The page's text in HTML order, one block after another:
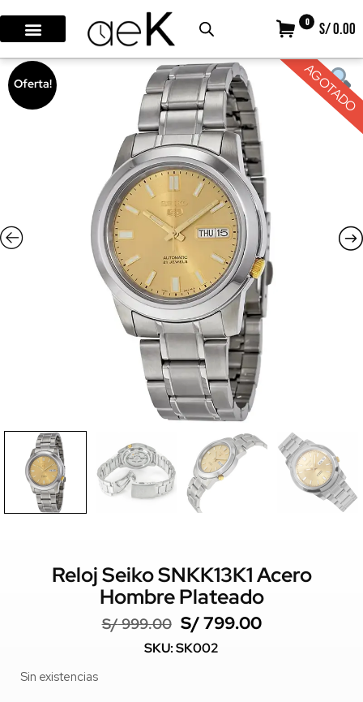
0 S/ 0.00
Oferta! AGOTADO
Reloj Seiko SNKK13K1 Acero
Hombre Plateado
S/999.00 S/799.00
SKU: SK002
Sin existencias